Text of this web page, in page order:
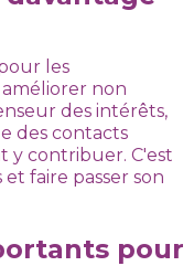
les
non
des intérêts,
des contacts
y contribuer. C'est
faire passer son
pour